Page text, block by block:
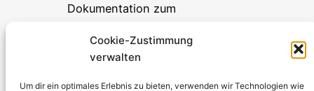
Cookie-Zustimmung
verwalten
Um dir ein optimales Erlebnis zu bieten, verwenden wir Technologien wie
Dokumentation zum
Kürtener Straße 13, D-51465 Bergisch Gladbach